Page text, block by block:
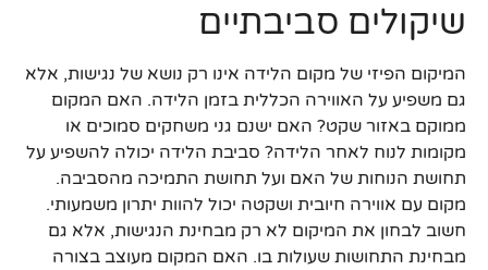
שיקולים סביבתיים
המיקום הפיזי של מקום הלידה אינו רק נושא של נגישות, אלא
גם משפיע על האווירה הכללית בזמן הלידה. האם המקום
ממוקם באזור שקט? האם ישנם גני משחקים סמוכים או
מקומות לנוח לאחר הלידה? סביבת הלידה יכולה להשפיע על
תחושת הנוחות של האם ועל תחושת התמיכה מהסביבה.
מקום עם אווירה חיובית ושקטה יכול להוות יתרון משמעותי.
חשוב לבחון את המיקום לא רק מבחינת הנגישות, אלא גם
מבחינת התחושות שעולות בו. האם המקום מעוצב בצורה